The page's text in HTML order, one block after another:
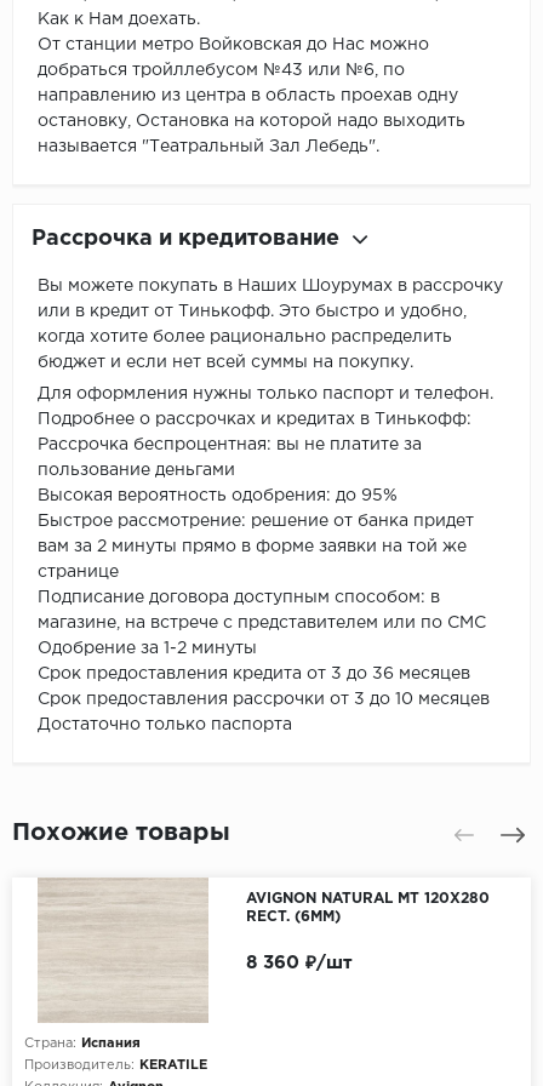
Как к Нам доехать.
От станции метро Войковская до Нас можно
добраться тройллебусом №43 или №6, по
направлению из центра в область проехав одну
остановку, Остановка на которой надо выходить
называется "Театральный Зал Лебедь".
Рассрочка и кредитование
Вы можете покупать в Наших Шоурумах в рассрочку
или в кредит от Тинькофф. Это быстро и удобно,
когда хотите более рационально распределить
бюджет и если нет всей суммы на покупку.
Для оформления нужны только паспорт и телефон.
Подробнее о рассрочках и кредитах в Тинькофф:
Рассрочка беспроцентная: вы не платите за
пользование деньгами
Высокая вероятность одобрения: до 95%
Быстрое рассмотрение: решение от банка придет
вам за 2 минуты прямо в форме заявки на той же
странице
Подписание договора доступным способом: в
магазине, на встрече с представителем или по СМС
Одобрение за 1-2 минуты
Срок предоставления кредита от 3 до 36 месяцев
Срок предоставления рассрочки от 3 до 10 месяцев
Достаточно только паспорта
Похожие товары
AVIGNON NATURAL MT 120X280
RECT. (6MM)
Страна:
Испания
Производитель:
KERATILE
8 360 ₽/шт